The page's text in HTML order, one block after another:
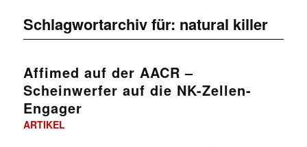
Schlagwortarchiv für: natural killer
Affimed auf der AACR –
Scheinwerfer auf die NK-Zellen-
Engager
ARTIKEL